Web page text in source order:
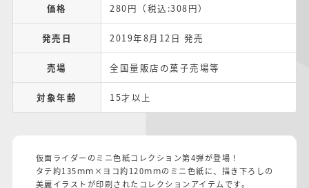
価格 280円（税込:308円）
発売日 2019年8月12日 発売
売場 全国量販店の菓子売場等
対象年齢 15才以上
仮面ライダーのミニ色紙コレクション第4弾が登場！
タテ約135ｍｍ×ヨコ約120ｍｍのミニ色紙に、描き下ろしの
美麗イラストが印刷されたコレクションアイテムです。